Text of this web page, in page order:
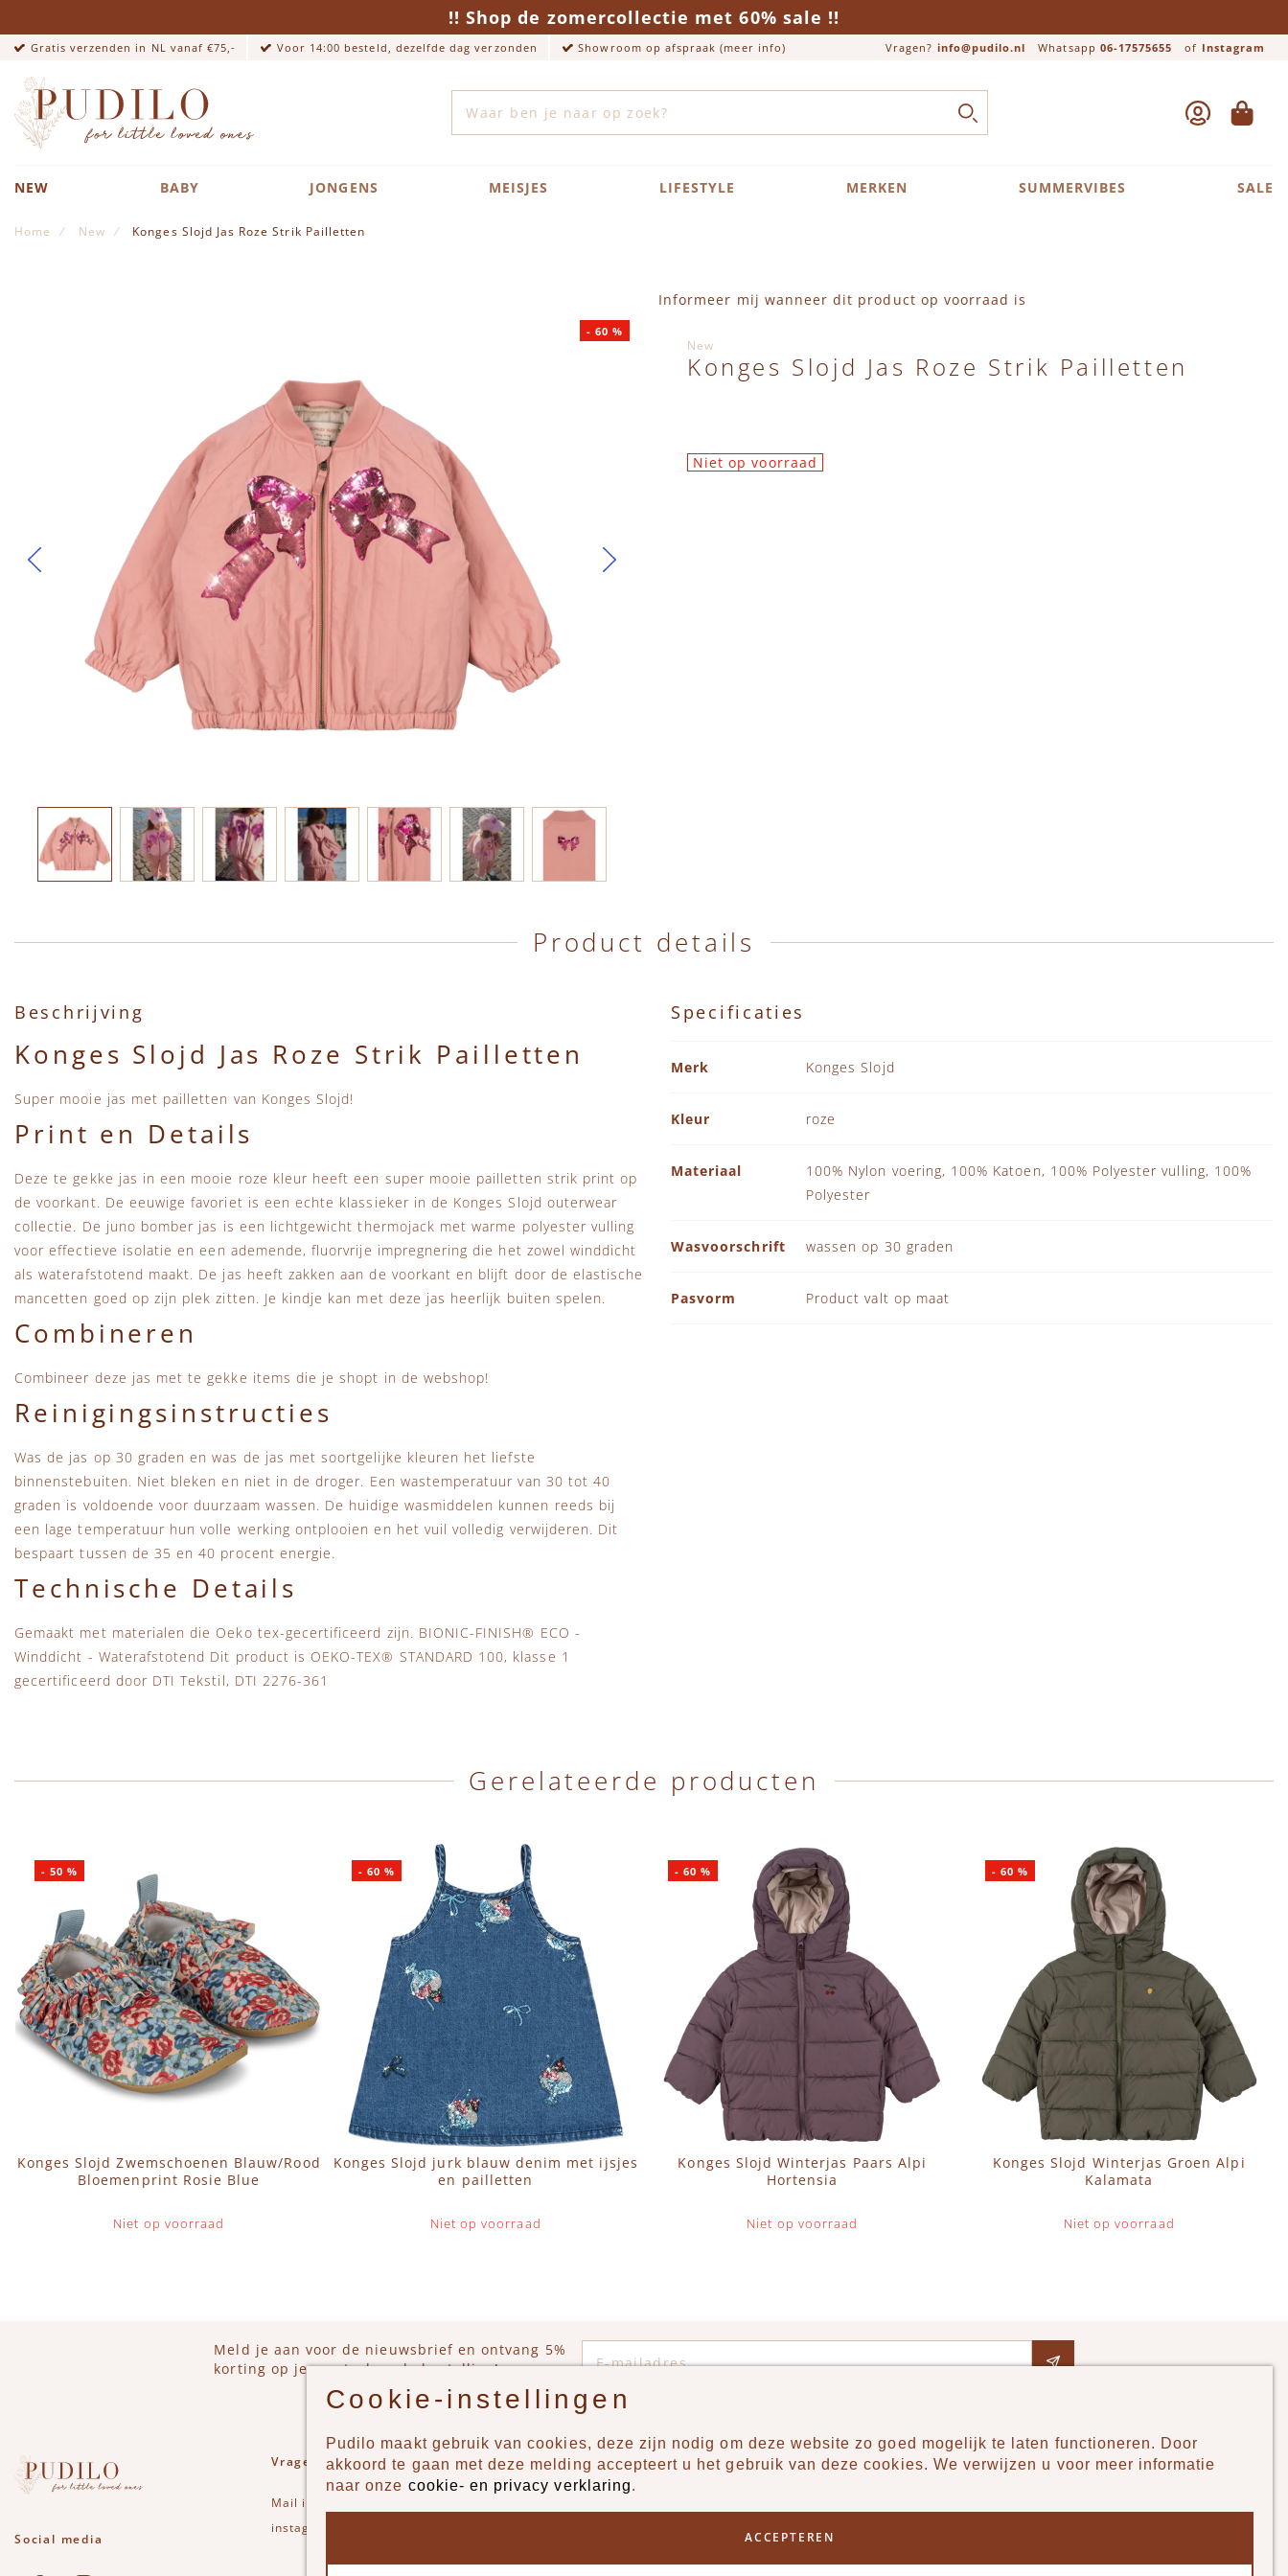
!! Shop de zomercollectie met 60% sale !!
Gratis verzenden in NL vanaf €75,- Voor 14:00 besteld, dezelfde dag verzonden Showroom op afspraak (meer info) Vragen? info@pudilo.nl Whatsapp 06-17575655 of Instagram
Close search
ZOEK ACCOUNT
NEW BABY JONGENS MEISJES LIFESTYLE MERKEN SUMMERVIBES SALE
Home New Konges Slojd Jas Roze Strik Pailletten
- 60 %
Informeer mij wanneer dit product op voorraad is
New
Konges Slojd Jas Roze Strik Pailletten
Niet op voorraad
Product details
Beschrijving
Konges Slojd Jas Roze Strik Pailletten
Super mooie jas met pailletten van Konges Slojd!
Print en Details
Deze te gekke jas in een mooie roze kleur heeft een super mooie pailletten strik print op
de voorkant. De eeuwige favoriet is een echte klassieker in de Konges Slojd outerwear
collectie. De juno bomber jas is een lichtgewicht thermojack met warme polyester vulling
voor effectieve isolatie en een ademende, fluorvrije impregnering die het zowel winddicht
als waterafstotend maakt. De jas heeft zakken aan de voorkant en blijft door de elastische
mancetten goed op zijn plek zitten. Je kindje kan met deze jas heerlijk buiten spelen.
Combineren
Combineer deze jas met te gekke items die je shopt in de webshop!
Reinigingsinstructies
Was de jas op 30 graden en was de jas met soortgelijke kleuren het liefste
binnenstebuiten. Niet bleken en niet in de droger. Een wastemperatuur van 30 tot 40
graden is voldoende voor duurzaam wassen. De huidige wasmiddelen kunnen reeds bij
een lage temperatuur hun volle werking ontplooien en het vuil volledig verwijderen. Dit
bespaart tussen de 35 en 40 procent energie.
Technische Details
Gemaakt met materialen die Oeko tex-gecertificeerd zijn. BIONIC-FINISH® ECO -
Winddicht - Waterafstotend Dit product is OEKO-TEX® STANDARD 100, klasse 1
gecertificeerd door DTI Tekstil, DTI 2276-361
Specificaties
Merk
Konges Slojd
Kleur roze
Materiaal
100% Nylon voering, 100% Katoen, 100% Polyester vulling, 100%
Polyester
Wasvoorschrift wassen op 30 graden
Pasvorm Product valt op maat
Gerelateerde producten
Konges Slojd Zwemschoenen Blauw/Rood
Bloemenprint Rosie Blue
Niet op voorraad
-50 %
Konges Slojd jurk blauw denim met ijsjes
en pailletten
Niet op voorraad
- 60 %
Konges Slojd Winterjas Paars Alpi
Hortensia
Niet op voorraad
-60 %
Konges Slojd Winterjas Groen Alpi
Kalamata
Niet op voorraad
- 60 %
Meld je aan voor de nieuwsbrief en ontvang 5%
korting op je eerstvolgende bestelling!
Social media
Vragen of opmerkingen?
Mail info@pudilo.nl
instagram
Producten Pudilo
Cookie-instellingen
Pudilo maakt gebruik van cookies, deze zijn nodig om deze website zo goed mogelijk te laten functioneren. Door
akkoord te gaan met deze melding accepteert u het gebruik van deze cookies. We verwijzen u voor meer informatie
naar onze cookie- en privacy verklaring.
ACCEPTEREN